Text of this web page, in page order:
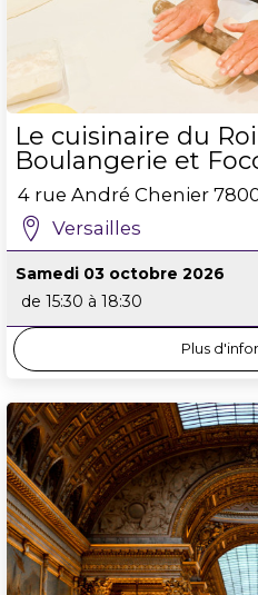
Le cuisinaire du
Boulangerie et
4 rue André Chenier
Versailles
Samedi 03 octobre 2026
de 15:30 à 18:30
Plus